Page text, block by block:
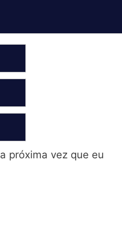
próxima vez que eu